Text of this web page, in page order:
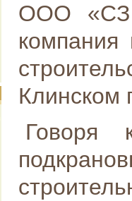
ООО «СЗ
компания
Клинском
Говоря